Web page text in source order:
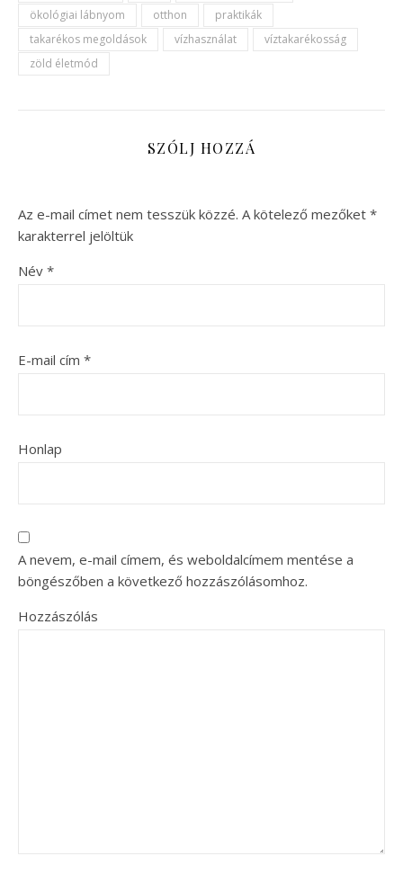
ökológiai lábnyom
otthon
praktikák
takarékos megoldások
vízhasználat
víztakarékosság
zöld életmód
SZÓLJ HOZZÁ
Az e-mail címet nem tesszük közzé. A kötelező mezőket *
karakterrel jelöltük
Név *
E-mail cím *
Honlap
A nevem, e-mail címem, és weboldalcímem mentése a
böngészőben a következő hozzászólásomhoz.
Hozzászólás